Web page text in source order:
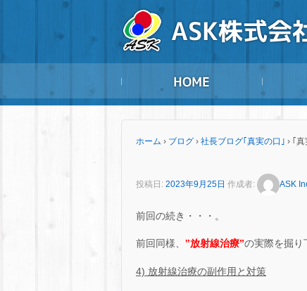
ホーム › ブログ › 社長ブログ｢真実の口｣ › ｢
投稿日: 2023年9月25日 作成者: ASK
前回の続き・・・。
前回同様、 ‟放射線治療”の実際を掘り
4) 放射線治療の副作用と対策